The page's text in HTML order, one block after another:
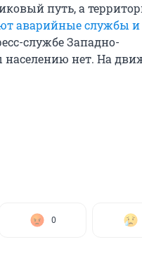
путь, а
аварийные службы и
службе Западно-
населению нет. На
0